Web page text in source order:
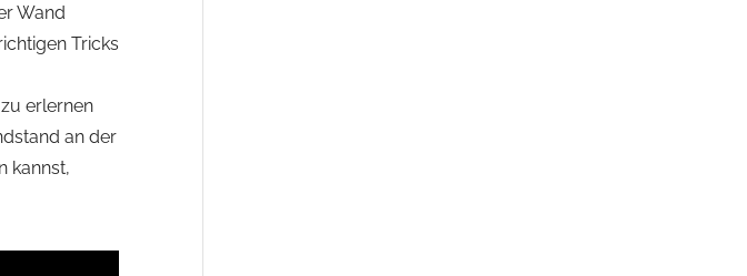
Wand
Tricks
erlernen
an der
kannst,